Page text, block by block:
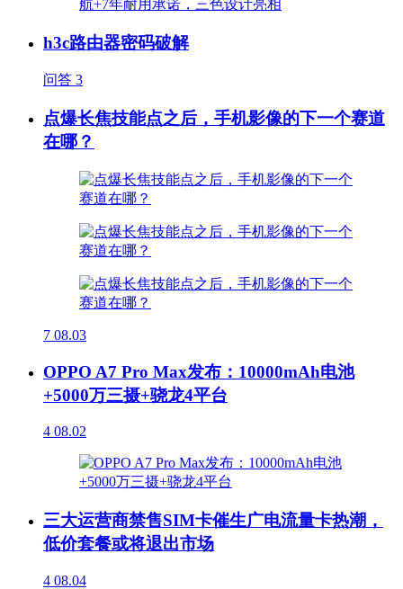
h3c路由器密码破解
问答 3
点爆长焦技能点之后，手机影像的下一个赛道
在哪？
7 08.03
OPPO A7 Pro Max发布：10000mAh电池
+5000万三摄+骁龙4平台
4 08.02
三大运营商禁售SIM卡催生广电流量卡热潮，
低价套餐或将退出市场
4 08.04